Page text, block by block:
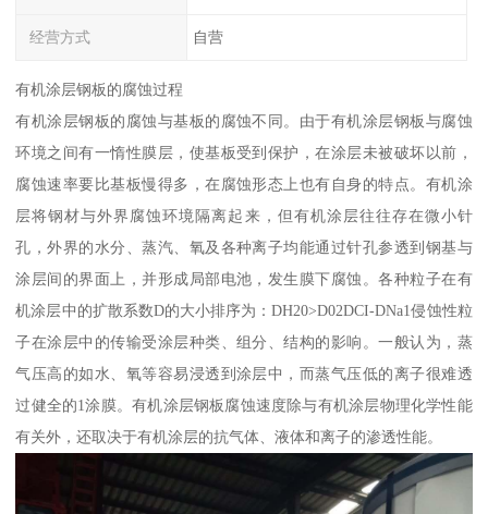
经营方式 自营
有机涂层钢板的腐蚀过程
有机涂层钢板的腐蚀与基板的腐蚀不同。由于有机涂层钢板与腐蚀
环境之间有一惰性膜层，使基板受到保护，在涂层未被破坏以前，
腐蚀速率要比基板慢得多，在腐蚀形态上也有自身的特点。有机涂
层将钢材与外界腐蚀环境隔离起来，但有机涂层往往存在微小针
孔，外界的水分、蒸汽、氧及各种离子均能通过针孔参透到钢基与
涂层间的界面上，并形成局部电池，发生膜下腐蚀。各种粒子在有
机涂层中的扩散系数D的大小排序为：DH20>D02DCI-DNa1侵蚀性粒
子在涂层中的传输受涂层种类、组分、结构的影响。一般认为，蒸
气压高的如水、氧等容易浸透到涂层中，而蒸气压低的离子很难透
过健全的1涂膜。有机涂层钢板腐蚀速度除与有机涂层物理化学性能
有关外，还取决于有机涂层的抗气体、液体和离子的渗透性能。